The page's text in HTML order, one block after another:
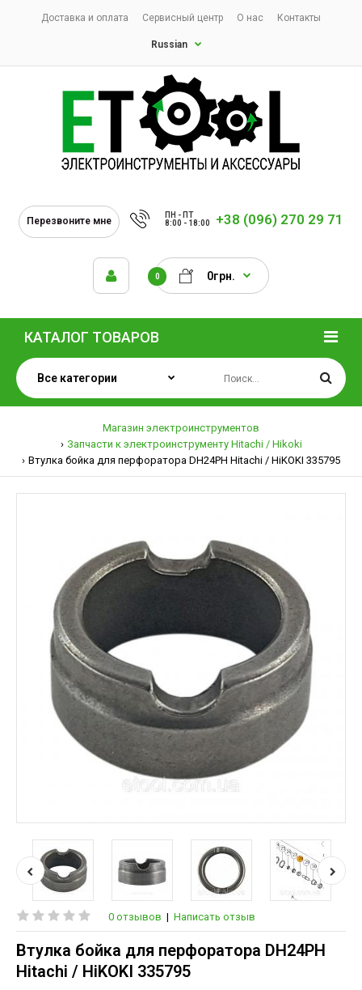
Доставка и оплата Сервисный центр О нас Контакты
Russian
Перезвоните мне
ПН - ПТ
8:00 - 18:00
+38 (096) 270 29 71
0 0грн.
КАТАЛОГ ТОВАРОВ
Магазин электроинструментов
Запчасти к электроинструменту Hitachi / Hikoki
Втулка бойка для перфоратора DH24PH Hitachi / HiKOKI 335795
0 отзывов | Написать отзыв
Втулка бойка для перфоратора DH24PH
Hitachi / HiKOKI 335795